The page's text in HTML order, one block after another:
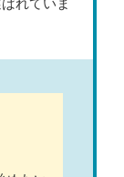
れていま